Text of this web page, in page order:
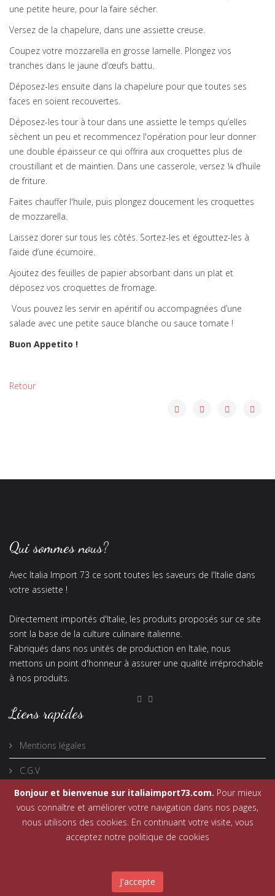
une petite heure, pour la faire sécher.
Versez de la chapelure, dans une assiette creuse.
Coupez votre mozzarella en grosse lamelle. Plongez vos
tranches dans le jaune d’œufs battu.
Déposez-les ensuite dans la chapelure pour que toutes ses
faces en soient recouvertes.
Déposez-les tour à tour dans une assiette le temps qu’elles
sèchent un peu et recommencez l'opération pour leur donner
une double épaisseur ce qui offrira aux croquettes plus de
croustillant et de maintien. Dans une casserole, versez ¼ d’huile
de friture.
Faites chauffer l'huile, puis plongez doucement les croquettes
de mozzarella.
Laissez dorer sur tous les côtés. Sortez-les et égouttez-les à
l’aide d’une écumoire.
Ajoutez des feuilles de papier absorbant dans un plat et
déposez vos croquettes de fromage.
Vous pouvez les servir en apéritif ou accompagnées d’une
salade avec une petite sauce blanche ou sauce tomate !
Buon Appetito !
Retour
Qui sommes nous?
Avec Italia Import 73 ce sont toutes les saveurs de l'Italie dans
votre assiette !
Directement importés d'Italie, les produits proposés sur ce site
sont la base de la culture culinaire italienne.
Fabriqués dans nos unités de production en Italie, nous
mettons un point d'honneur à assurer une qualité irréprochable
à nos produits.
Liens rapides
Mentions légales
C.G.V
Jardin des Chimères-Mentions légales
Bonjour et bienvenue sur italiaimport73.com. Pour mieux
vous connaître et améliorer votre navigation dans nos pages,
nous utilisons des cookies. En continuant votre visite, vous
acceptez notre politique de cookies
J'accepte